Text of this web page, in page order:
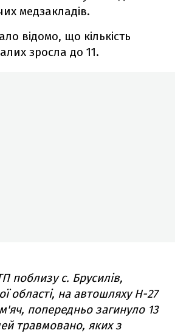
медзакладів.
відомо, що кількість
зросла до 11.
поблизу с. Брусилів,
області, на автошляху Н-27
попередньо загинуло 13
травмовано, яких з